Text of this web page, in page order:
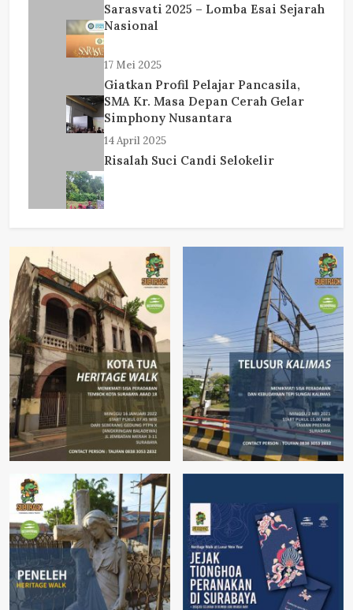
Sarasvati 2025 – Lomba Esai Sejarah
Nasional
17 Mei 2025
Giatkan Profil Pelajar Pancasila,
SMA Kr. Masa Depan Cerah Gelar
Simphony Nusantara
14 April 2025
Risalah Suci Candi Selokelir